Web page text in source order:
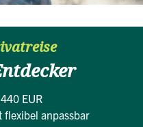
EUR
flexibel anpassbar